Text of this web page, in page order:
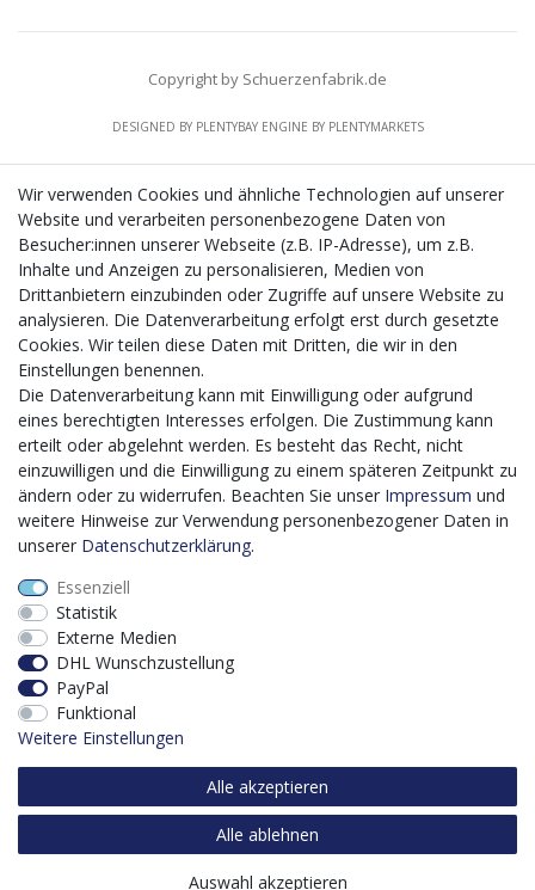
Copyright by Schuerzenfabrik.de
DESIGNED BY PLENTYBAYENGINE BY PLENTYMARKETS
CMS-Softwaresystems zur digitalen Optimierung
von Geschäftsprozessen
Mit dem vorgenannten Projekt, welches im Zeitraum vom
20.12.2023 bis zum 29.02.2024 im Rahmen des
Förderprogrammes Digitalisierung Zuschuss EFRE 2021
bis 2027 umgesetzt wird, möchten wir in die Anschaffung
eines Content-Management-Systems (CMS-
Softwaresystem) investieren, um unseren Online-Shop
künftig selbst verwalten zu können. Diese Software dient
der effizienteren gemeinschaftlichen Erstellung,
Bearbeitung, Organisation und Darstellung digitaler
Inhalte (Content) in unserem Unternehmen. Dies ist
insbesondere für den Vertrieb von Bedeutung. Bisher
Software digitalisiert werden was zu einer enormen
Zeitersparnis führt.
Dieses Vorhaben wird kofinanziert von der Europäischen
Union mithilfe von EFRE-Mitteln sowie durch Steuermittel
auf der Grundlage des vom Sächsischen Landtag
beschlossenen Haushaltes.
Wir verwenden Cookies und ähnliche Technologien auf unserer
Website und verarbeiten personenbezogene Daten von
Besucher:innen unserer Webseite (z.B. IP-Adresse), um z.B.
Inhalte und Anzeigen zu personalisieren, Medien von
Drittanbietern einzubinden oder Zugriffe auf unsere Website zu
analysieren. Die Datenverarbeitung erfolgt erst durch gesetzte
Cookies. Wir teilen diese Daten mit Dritten, die wir in den
Einstellungen benennen.
Die Datenverarbeitung kann mit Einwilligung oder aufgrund
eines berechtigten Interesses erfolgen. Die Zustimmung kann
erteilt oder abgelehnt werden. Es besteht das Recht, nicht
einzuwilligen und die Einwilligung zu einem späteren Zeitpunkt zu
ändern oder zu widerrufen. Beachten Sie unser Impressum und
weitere Hinweise zur Verwendung personenbezogener Daten in
unserer Daten­schutz­erklärung.
Essenziell
Statistik
Externe Medien
DHL Wunschzustellung
PayPal
Funktional
Weitere Einstellungen
Alle akzeptieren
Alle ablehnen
Auswahl akzeptieren